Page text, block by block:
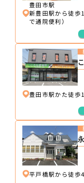
豊田市駅
新豊田駅から徒歩
で通院便利）
豊田市駅かた徒歩
平戸橋駅から徒歩